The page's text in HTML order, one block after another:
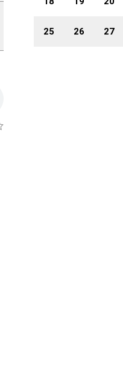
25 26 27